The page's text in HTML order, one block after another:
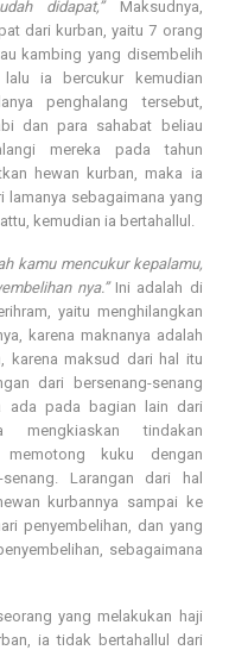
didapat,”Maksudnya,
dari kurban, yaitu 7 orang
kambing yang disembelih
ia bercukur kemudian
penghalang tersebut,
dan para sahabat beliau
mereka pada tahun
hewan kurban, maka ia
lamanya sebagaimana yang
kemudian ia bertahallul.
kamu mencukur kepalamu,
nya.”Ini adalah di
yaitu menghilangkan
karena maknanya adalah
karena maksud dari hal itu
dari bersenang-senang
ada pada bagian lain dari
mengkiaskan tindakan
kuku dengan
Larangan dari hal
kurbannya sampai ke
penyembelihan, dan yang
sebagaimana
yang melakukan haji
ia tidak bertahallul dari